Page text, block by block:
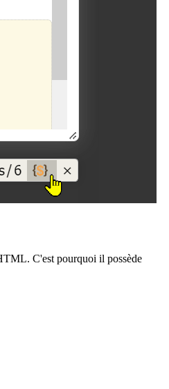
C'est pourquoi il possède